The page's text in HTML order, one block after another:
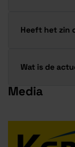
Heeft het zin
Wat is de
Media